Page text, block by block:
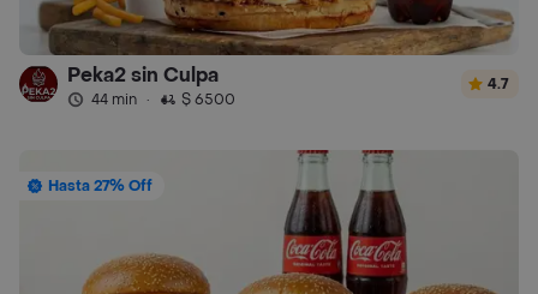
Peka2 sin Culpa
44 min · $ 6500
4.7
Hasta 27% Off